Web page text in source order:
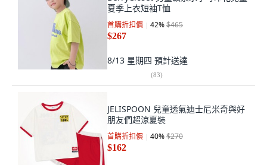
夏季上衣短袖T恤
首購折扣價 42%$465
$267
8/13 星期四 預計送達
(83)
JELISPOON 兒童透氣迪士尼米奇與好
朋友們超涼夏裝
首購折扣價 40%$270
$162